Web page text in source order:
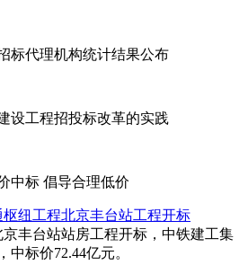
标代理机构统计结果公布
设工程招投标改革的实践
中标 倡导合理低价
纽工程北京丰台站工程开标
京丰台站站房工程开标，中铁建工集
中标价72.44亿元。